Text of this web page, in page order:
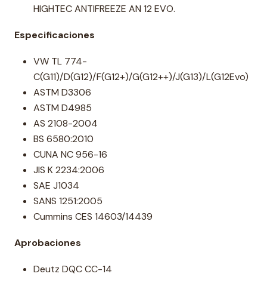
HIGHTEC ANTIFREEZE AN 12 EVO.
Especificaciones
VW TL 774-
C(G11)/D(G12)/F(G12+)/G(G12++)/J(G13)/L(G12Evo)
ASTM D3306
ASTM D4985
AS 2108-2004
BS 6580:2010
CUNA NC 956-16
JIS K 2234:2006
SAE J1034
SANS 1251:2005
Cummins CES 14603/14439
Aprobaciones
Deutz DQC CC-14